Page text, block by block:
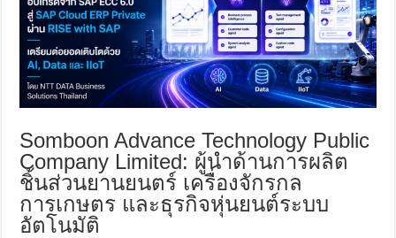
Somboon Advance Technology Public
Company Limited: ผู้นำด้านการผลิต
ชิ้นส่วนยานยนตร์ เครื่องจักรกล
การเกษตร และธุรกิจหุ่นยนต์ระบบ
อัตโนมัติ